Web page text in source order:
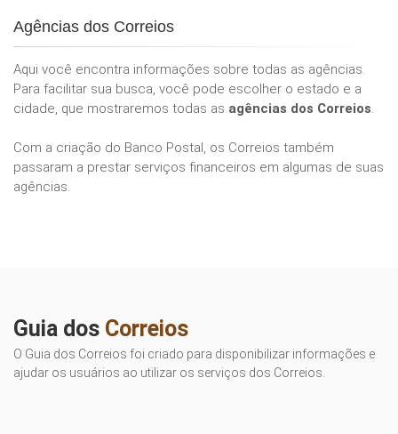
Agências dos Correios
Aqui você encontra informações sobre todas as agências.
Para facilitar sua busca, você pode escolher o estado e a
cidade, que mostraremos todas as agências dos Correios.
Com a criação do Banco Postal, os Correios também
passaram a prestar serviços financeiros em algumas de suas
agências.
Guia dos Correios
O Guia dos Correios foi criado para disponibilizar informações e
ajudar os usuários ao utilizar os serviços dos Correios.